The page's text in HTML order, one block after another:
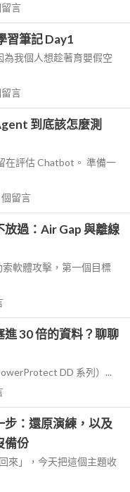
言
習筆記 Day1
我個人想趁著育嬰假空
言
到底該怎麼測
在評估 Chatbot。 準備一
個留言
過：Air Gap 與離線
軟體攻擊，第一個目標
30 倍的資料？聊聊
DD 系列）...
：還原演練，以及
備份
來」，今天把這個主題收